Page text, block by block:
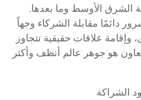
الشرق الأوسط وما بعدها.
دائمًا مقابلة الشركاء وجهاً
وإقامة علاقات حقيقية تتجاوز
هو جوهر عالم أنظف وأكثر
الشراكة